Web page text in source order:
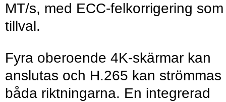
MT/s, med ECC-felkorrigering som
tillval.
Fyra oberoende 4K-skärmar kan
anslutas och H.265 kan strömmas
båda riktningarna. En integrerad